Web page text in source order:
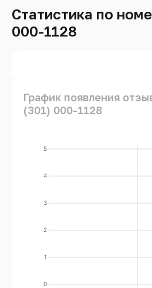
Статистика по
000-1128
График появления
(301) 000-1128
0
1
2
3
4
5